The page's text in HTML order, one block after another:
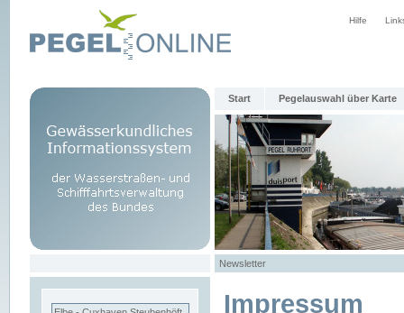
Hilfe
Start Pegelauswahl über Karte
Newsletter
Impressum